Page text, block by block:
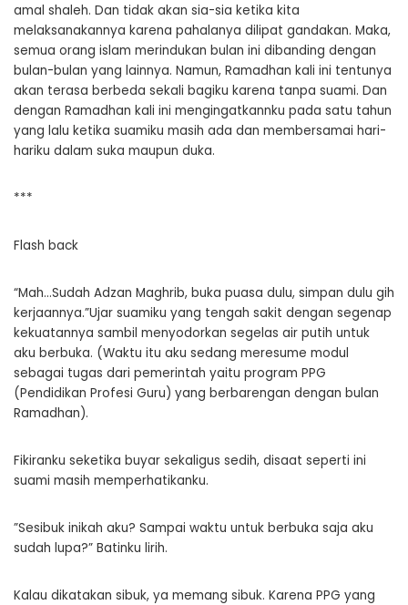
amal shaleh. Dan tidak akan sia-sia ketika kita
melaksanakannya karena pahalanya dilipat gandakan. Maka,
semua orang islam merindukan bulan ini dibanding dengan
bulan-bulan yang lainnya. Namun, Ramadhan kali ini tentunya
akan terasa berbeda sekali bagiku karena tanpa suami. Dan
dengan Ramadhan kali ini mengingatkannku pada satu tahun
yang lalu ketika suamiku masih ada dan membersamai hari-
hariku dalam suka maupun duka.
***
Flash back
“Mah…Sudah Adzan Maghrib, buka puasa dulu, simpan dulu gih
kerjaannya.”Ujar suamiku yang tengah sakit dengan segenap
kekuatannya sambil menyodorkan segelas air putih untuk
aku berbuka. (Waktu itu aku sedang meresume modul
sebagai tugas dari pemerintah yaitu program PPG
(Pendidikan Profesi Guru) yang berbarengan dengan bulan
Ramadhan).
Fikiranku seketika buyar sekaligus sedih, disaat seperti ini
suami masih memperhatikanku.
”Sesibuk inikah aku? Sampai waktu untuk berbuka saja aku
sudah lupa?” Batinku lirih.
Kalau dikatakan sibuk, ya memang sibuk. Karena PPG yang